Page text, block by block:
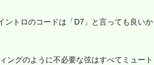
ントロのコードは「D7」と言っても良いか
ングのように不必要な弦はすべてミュート